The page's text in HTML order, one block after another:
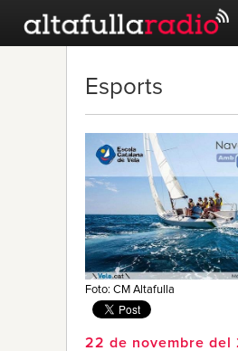
Esports
Foto: CM Altafulla
22 de novembre del